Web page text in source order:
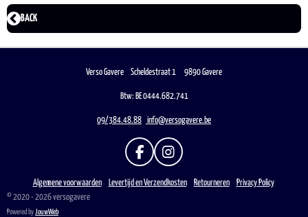
BACK
Verso Gavere Scheldestraat 1 9890 Gavere
Btw: BE 0444.682.741
09/384.48.88 info@versogavere.be
F
C
I
S
Algemene voorwaarden Levertijd en Verzendkosten Retourneren
Privacy Policy
© 2020 - 2026 versogavere
Powered by JouwWeb